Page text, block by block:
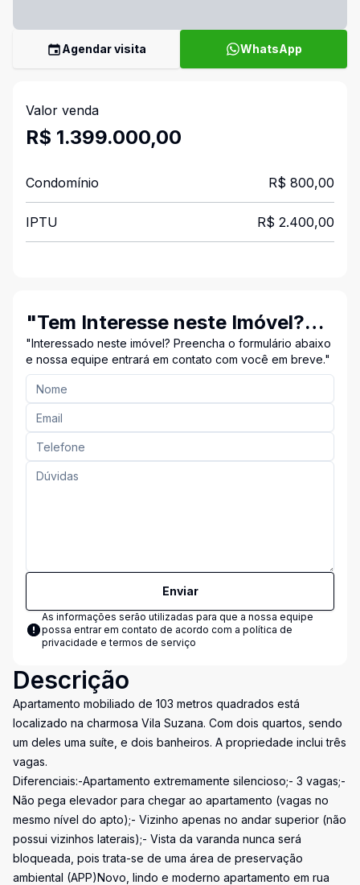
Agendar visita WhatsApp
Valor venda
R$ 1.399.000,00
Condomínio R$ 800,00
IPTU R$ 2.400,00
"Tem Interesse neste Imóvel?
Entre em Contato Conosco!"
"Interessado neste imóvel? Preencha o formulário abaixo
e nossa equipe entrará em contato com você em breve."
Enviar
As informações serão utilizadas para que a nossa equipe
possa entrar em contato de acordo com a política de
privacidade e termos de serviço
Descrição
Apartamento mobiliado de 103 metros quadrados está
localizado na charmosa Vila Suzana. Com dois quartos, sendo
um deles uma suíte, e dois banheiros. A propriedade inclui três
vagas.
Diferenciais:-Apartamento extremamente silencioso;- 3 vagas;-
Não pega elevador para chegar ao apartamento (vagas no
mesmo nível do apto);- Vizinho apenas no andar superior (não
possui vizinhos laterais);- Vista da varanda nunca será
bloqueada, pois trata-se de uma área de preservação
ambiental (APP)Novo, lindo e moderno apartamento em rua